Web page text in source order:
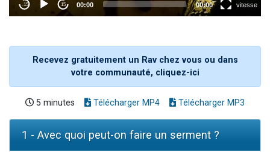
Recevez gratuitement un Rav chez vous ou dans
votre communauté, cliquez-ici
5 minutes Télécharger MP4 Télécharger MP3
1 - Avec quoi peut-on faire un serment ?